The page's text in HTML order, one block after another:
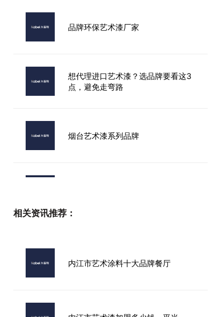
品牌环保艺术漆厂家
想代理进口艺术漆？选品牌要看这3
点，避免走弯路
烟台艺术漆系列品牌
相关资讯推荐：
内江市艺术涂料十大品牌餐厅